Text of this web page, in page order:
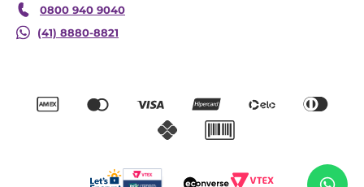
0800 940 9040
(41) 8880-8821